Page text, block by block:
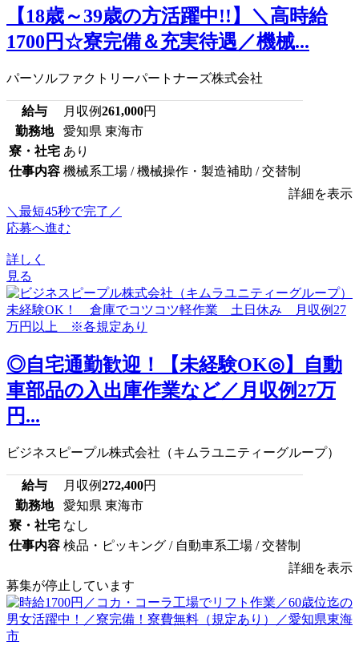
【18歳～39歳の方活躍中!!】＼高時給
1700円☆寮完備＆充実待遇／機械...
パーソルファクトリーパートナーズ株式会社
給与 月収例261,000円
勤務地
愛知県 東海市
寮・社宅 あり
仕事内容 機械系工場 / 機械操作・製造補助 / 交替制
詳細を表示
＼最短45秒で完了／
応募へ進む
詳しく
見る
◎自宅通勤歓迎！【未経験OK◎】自動
車部品の入出庫作業など／月収例27万
円...
ビジネスピープル株式会社（キムラユニティーグループ）
給与 月収例272,400円
勤務地
愛知県 東海市
寮・社宅 なし
仕事内容 検品・ピッキング / 自動車系工場 / 交替制
詳細を表示
募集が停止しています